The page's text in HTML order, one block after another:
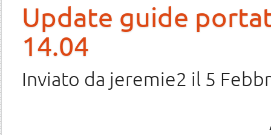
Update guide
14.04
Inviato da jeremie2 il 5